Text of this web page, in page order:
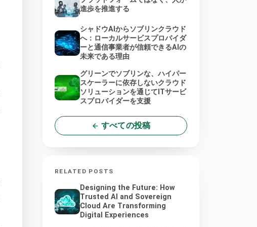
進歩を推進する
シャドウAIからソブリンクラウド
へ：ローカルサービスプロバイダ
ーと通信事業者が信頼できるAIの
未来である理由
グリーンでソブリンな、ハイパー
スケーラーに依存しないクラウド
ソリューションを通じてITサービ
スプロバイダーを支援
すべての投稿
RELATED POSTS
Designing the Future: How
Trusted AI and Sovereign
Cloud Are Transforming
Digital Experiences